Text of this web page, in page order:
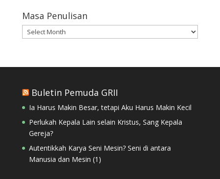
Masa Penulisan
Masa
Penulisan
Buletin Pemuda GRII
Ia Harus Makin Besar, tetapi Aku Harus Makin Kecil
Perlukah Kepala Lain selain Kristus, Sang Kepala
Gereja?
Autentikkah Karya Seni Mesin? Seni di antara
Manusia dan Mesin (1)